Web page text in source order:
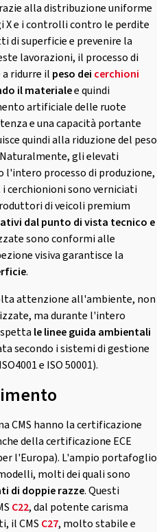
alla distribuzione uniforme
e i controlli contro le perdite
di superficie e prevenire la
lavorazioni, il processo di
ridurre il peso dei cerchioni
il materialee quindi
artificiale delle ruote
e una capacità portante
quindi alla riduzione del peso
gli elevati
l'intero processo di produzione,
cerchionioni sono verniciati
di veicoli premium
dal punto di vista tecnico e
sono conformi alle
visiva garantisce la
.
attenzione all'ambiente, non
ma durante l'intero
le linee guida ambientali
secondo i sistemi di gestione
e ISO 50001).
CMS hanno la certificazione
della certificazione ECE
l'Europa). L'ampio portafoglio
molti dei quali sono
di doppie razze. Questi
C22, dal potente carisma
il CMS C27, molto stabile e